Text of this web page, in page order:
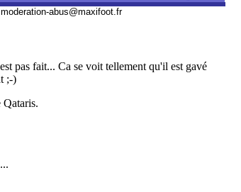
moderation-abus@maxifoot.fr